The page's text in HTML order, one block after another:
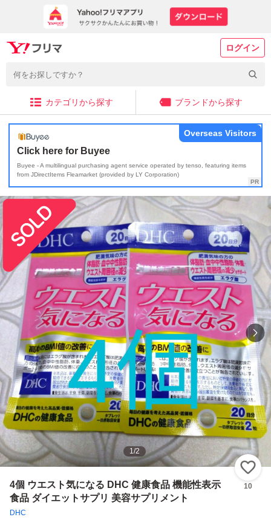
ログイン
カテゴリから探す ブランドから探す
Click here for Buyee
Buyee - A multilingual purchasing agent service operated by tenso, featuring items
from JDirectItems Fleamarket (provided by LY Corporation)
Overseas Visitors
1/2
4個 ウエスト気になる DHC 健康食品 機能性表示
食品 ダイエットサプリ 美容サプリメント
DHC
10